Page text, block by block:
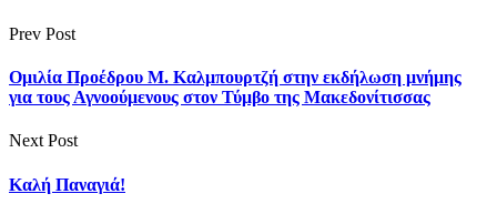
Prev Post
Ομιλία Προέδρου Μ. Καλμπουρτζή στην εκδήλωση μνήμης
για τους Αγνοούμενους στον Τύμβο της Μακεδονίτισσας
Next Post
Καλή Παναγιά!